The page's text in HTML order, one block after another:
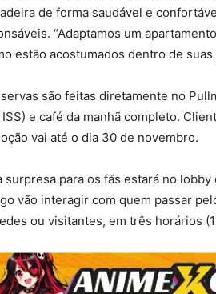
de forma saudável e
“Adaptamos um
estão acostumados dentro de
são feitas diretamente no
ISS) e café da manhã completo.
vai até o dia 30 de novembro.
surpresa para os fãs estará no
vão interagir com quem passar
ou visitantes, em três horários